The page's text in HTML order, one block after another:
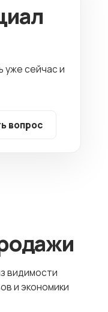
уже сейчас и
вопрос
видимости
и экономики